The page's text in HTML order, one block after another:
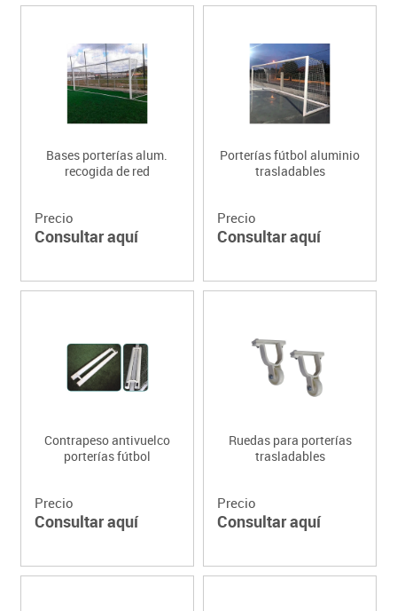
Bases porterías alum.
recogida de red
Precio
Consultar aquí
Porterías fútbol aluminio
trasladables
Precio
Consultar aquí
Contrapeso antivuelco
porterías fútbol
Precio
Consultar aquí
Ruedas para porterías
trasladables
Precio
Consultar aquí